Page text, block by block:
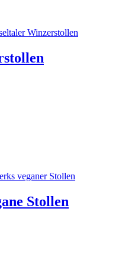
Stollen